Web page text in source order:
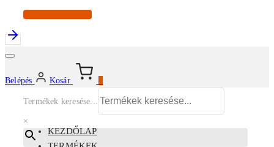
Continue Shopping
Belépés Kosár
Termékek keresése...
×
KEZDŐLAP